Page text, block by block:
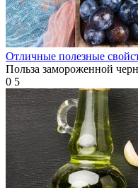
Отличные полезные
Польза замороженной
0 5